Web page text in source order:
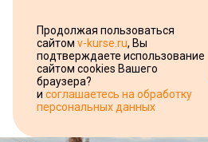
Продолжая пользоваться
сайтом v-kurse.ru, Вы
подтверждаете использование
сайтом cookies Вашего
браузера?
и соглашаетесь на обработку
персональных данных